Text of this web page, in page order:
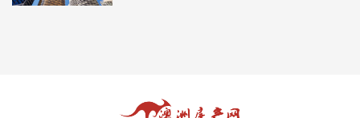
目前，在巴瑟登购买的一套公寓中位价为 550,000 澳元，按照 5.6% 的